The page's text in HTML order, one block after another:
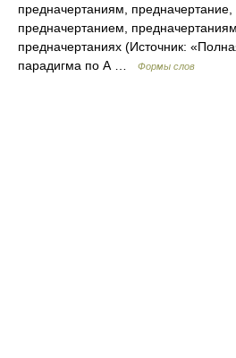
предначертаниям, предначертание,
предначертанием,
предначертаниях (Источник:
парадигма по А …
Формы слов